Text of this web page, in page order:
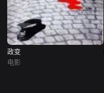
政变
电影